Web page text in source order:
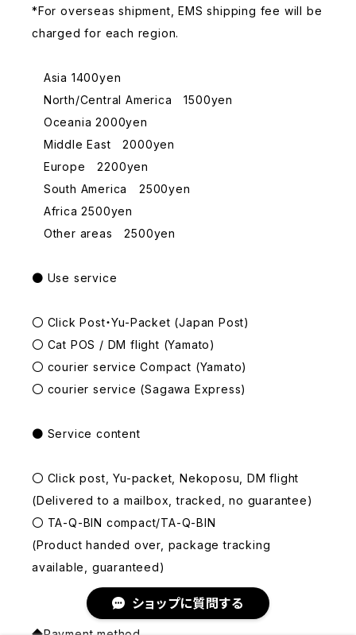
ショップに質問する
*For overseas shipment, EMS shipping fee will be
charged for each region.
Asia 1400yen
North/Central America 1500yen
Oceania 2000yen
Middle East 2000yen
Europe 2200yen
South America 2500yen
Africa 2500yen
Other areas 2500yen
● Use service
〇 Click Post・Yu-Packet (Japan Post)
〇 Cat POS / DM flight (Yamato)
〇 courier service Compact (Yamato)
〇 courier service (Sagawa Express)
● Service content
〇 Click post, Yu-packet, Nekoposu, DM flight
(Delivered to a mailbox, tracked, no guarantee)
〇 TA-Q-BIN compact/TA-Q-BIN
(Product handed over, package tracking
available, guaranteed)